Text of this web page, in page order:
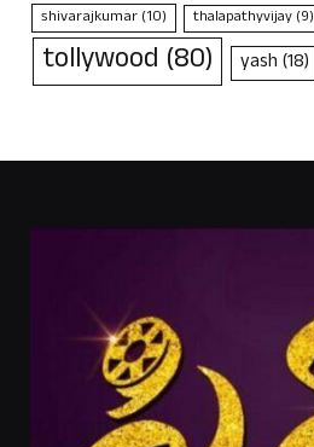
shivarajkumar(10) thalapathyvijay(9)
tollywood (80) yash(18)